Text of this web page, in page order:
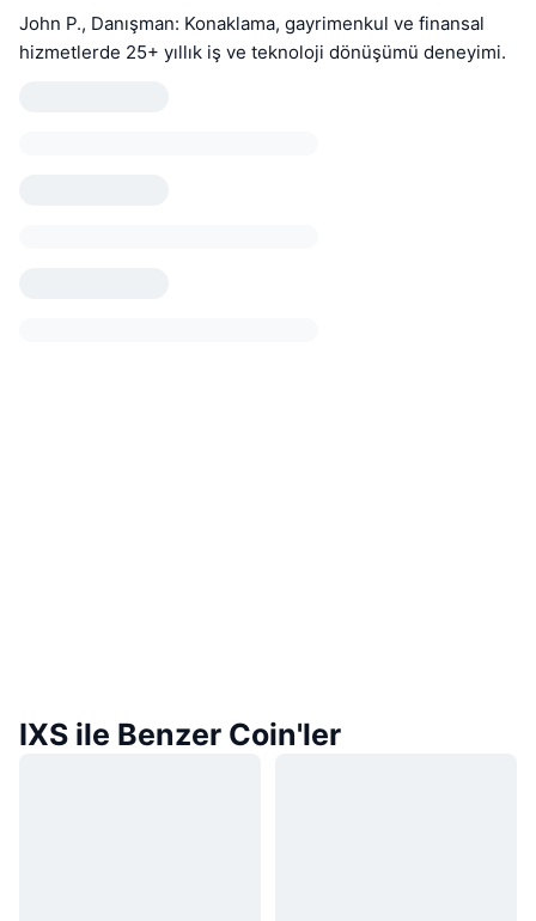
John P., Danışman: Konaklama, gayrimenkul ve finansal
hizmetlerde 25+ yıllık iş ve teknoloji dönüşümü deneyimi.
IXS ile Benzer Coin'ler